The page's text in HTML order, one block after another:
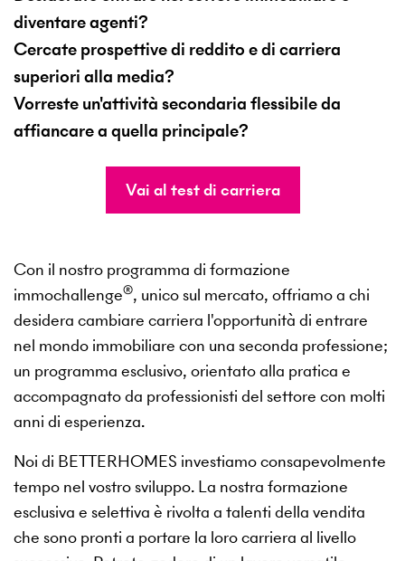
diventare agenti?
Cercate prospettive di reddito e di carriera
superiori alla media?
Vorreste un'attività secondaria flessibile da
affiancare a quella principale?
Vai al test di carriera
Con il nostro programma di formazione
immochallenge®, unico sul mercato, offriamo a chi
desidera cambiare carriera l'opportunità di entrare
nel mondo immobiliare con una seconda professione;
un programma esclusivo, orientato alla pratica e
accompagnato da professionisti del settore con molti
anni di esperienza.
Noi di BETTERHOMES investiamo consapevolmente
tempo nel vostro sviluppo. La nostra formazione
esclusiva e selettiva è rivolta a talenti della vendita
che sono pronti a portare la loro carriera al livello